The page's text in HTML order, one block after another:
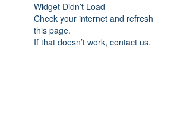
Widget Didn’t Load
Check your internet and refresh
this page.
If that doesn’t work, contact us.